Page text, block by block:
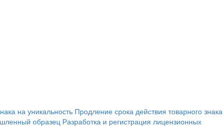
на уникальность Продление срока действия товарного знака
образец Разработка и регистрация лицензионных